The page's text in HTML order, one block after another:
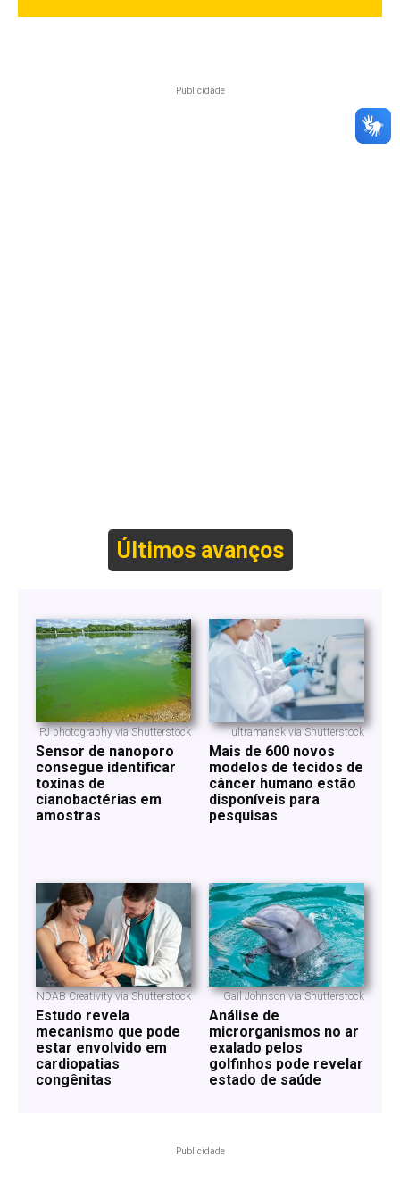
Publicidade
Últimos avanços
PJ photography via Shutterstock
Sensor de nanoporo
consegue identificar
toxinas de
cianobactérias em
amostras
ultramansk via Shutterstock
Mais de 600 novos
modelos de tecidos de
câncer humano estão
disponíveis para
pesquisas
NDAB Creativity via Shutterstock
Estudo revela
mecanismo que pode
estar envolvido em
cardiopatias
congênitas
Gail Johnson via Shutterstock
Análise de
microrganismos no ar
exalado pelos
golfinhos pode revelar
estado de saúde
Publicidade